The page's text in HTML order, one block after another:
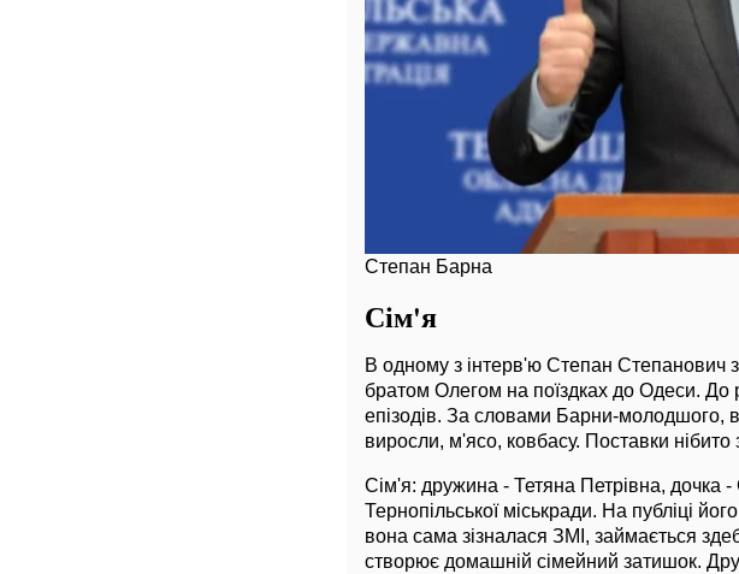
Степан Барна
Сім'я
В одному з інтерв'ю Степан Степанович
братом Олегом на поїздках до Одеси. До
епізодів. За словами Барни-молодшого,
виросли, м'ясо, ковбасу. Поставки
Сім'я: дружина - Тетяна Петрівна, дочка
Тернопільської міськради. На публіці
вона сама зізналася ЗМІ, займається
створює домашній сімейний затишок.